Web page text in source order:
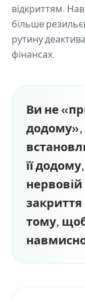
відкриттям.
більше
рутину
фінансах.
Ви не
додому»,
її
закриття
тому,